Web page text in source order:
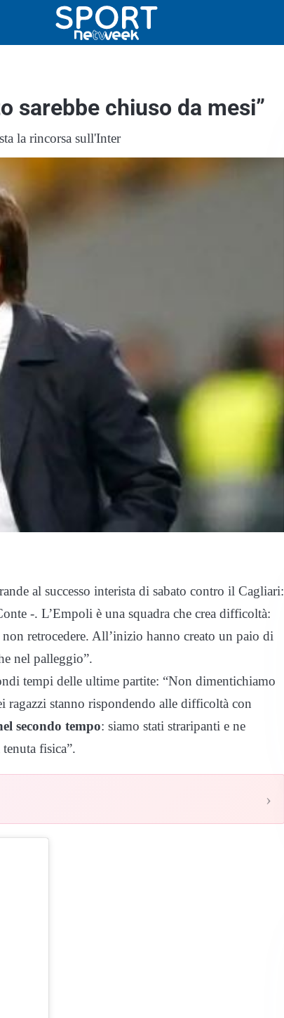
sarebbe chiuso da mesi”
la rincorsa sull'Inter
al successo interista di sabato contro il Cagliari:
-. L’Empoli è una squadra che crea difficoltà:
retrocedere. All’inizio hanno creato un paio di
nel palleggio”.
tempi delle ultime partite: “Non dimentichiamo
stanno rispondendo alle difficoltà con
secondo tempo: siamo stati straripanti e ne
fisica”.
›